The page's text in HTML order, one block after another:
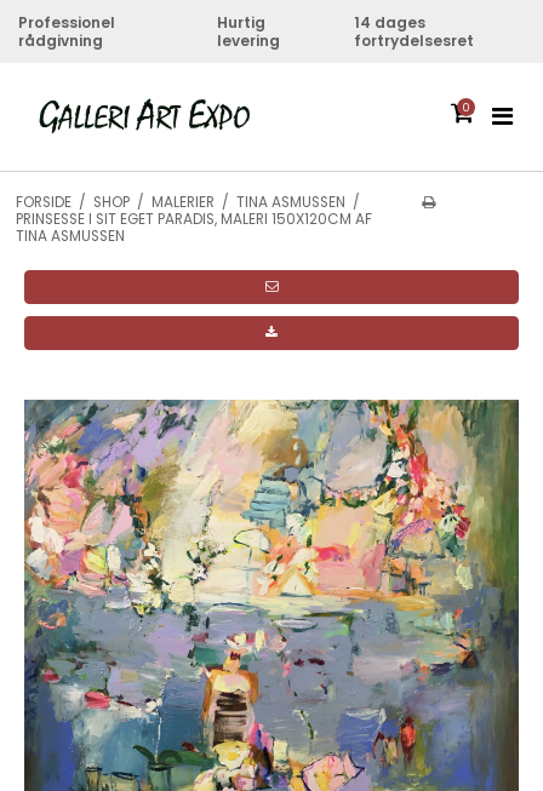
Professionel
rådgivning
Hurtig
levering
14 dages
fortrydelsesret
0
FORSIDE / SHOP / MALERIER / TINA ASMUSSEN /
PRINSESSE I SIT EGET PARADIS, MALERI 150X120CM AF
TINA ASMUSSEN